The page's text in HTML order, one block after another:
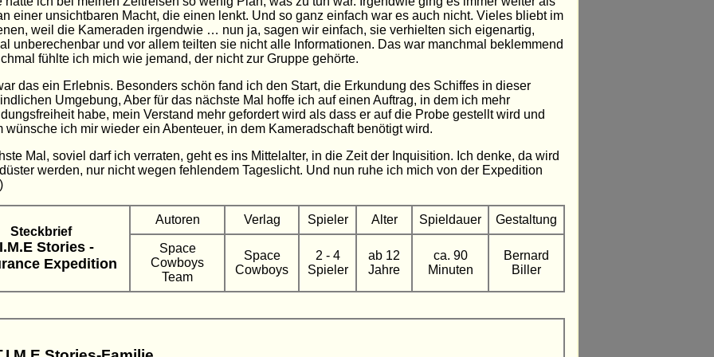
einer unsichtbaren Macht, die einen lenkt. Und so ganz einfach war es auch nicht. Vieles bliebt im
weil die Kameraden irgendwie … nun ja, sagen wir einfach, sie verhielten sich eigenartig,
unberechenbar und vor allem teilten sie nicht alle Informationen. Das war manchmal beklemmend
fühlte ich mich wie jemand, der nicht zur Gruppe gehörte.
das ein Erlebnis. Besonders schön fand ich den Start, die Erkundung des Schiffes in dieser
Umgebung, Aber für das nächste Mal hoffe ich auf einen Auftrag, in dem ich mehr
habe, mein Verstand mehr gefordert wird als dass er auf die Probe gestellt wird und
wünsche ich mir wieder ein Abenteuer, in dem Kameradschaft benötigt wird.
Mal, soviel darf ich verraten, geht es ins Mittelalter, in die Zeit der Inquisition. Ich denke, da wird
werden, nur nicht wegen fehlendem Tageslicht. Und nun ruhe ich mich von der Expedition
Steckbrief
Stories -
Expedition
Autoren Verlag Spieler Alter Spieldauer Gestaltung
Space
Cowboys
Team
Space
Cowboys
2 - 4
Spieler
ab 12
Jahre
ca. 90
Minuten
Bernard
Biller